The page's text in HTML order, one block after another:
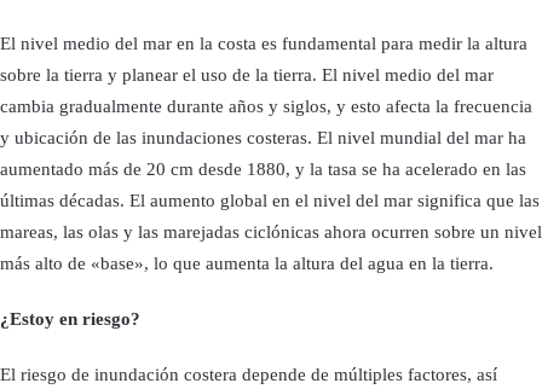
El nivel medio del mar en la costa es fundamental para medir la altura
sobre la tierra y planear el uso de la tierra. El nivel medio del mar
cambia gradualmente durante años y siglos, y esto afecta la frecuencia
y ubicación de las inundaciones costeras. El nivel mundial del mar ha
aumentado más de 20 cm desde 1880, y la tasa se ha acelerado en las
últimas décadas. El aumento global en el nivel del mar significa que las
mareas, las olas y las marejadas ciclónicas ahora ocurren sobre un nivel
más alto de «base», lo que aumenta la altura del agua en la tierra.
¿Estoy en riesgo?
El riesgo de inundación costera depende de múltiples factores, así